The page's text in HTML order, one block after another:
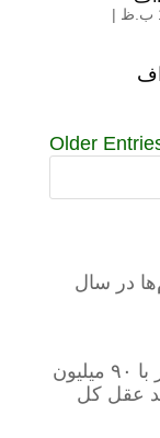
|
در سال
پزشکیان (بخش2): چرا در یک کشور با ۹۰ میلیون
عقل کل